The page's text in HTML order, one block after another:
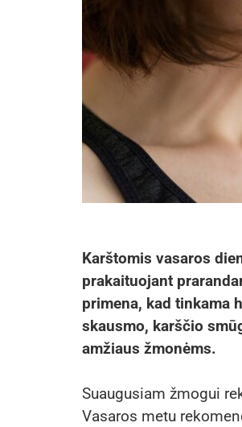
Karštomis vasaros
prakaituojant
primena, kad tinkama
skausmo, karščio
amžiaus žmonėms.
Suaugusiam žmogui
Vasaros metu